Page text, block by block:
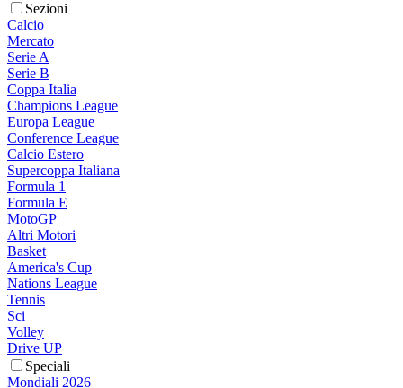
Sezioni
Calcio
Mercato
Serie A
Serie B
Coppa Italia
Champions League
Europa League
Conference League
Calcio Estero
Supercoppa Italiana
Formula 1
Formula E
MotoGP
Altri Motori
Basket
America's Cup
Nations League
Tennis
Sci
Volley
Drive UP
Speciali
Mondiali 2026